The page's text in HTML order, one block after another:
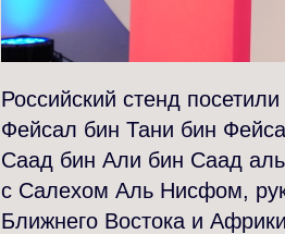
Российский стенд
Фейсал бин Тани бин
Саад бин Али бин Саад
с Салехом Аль Нисфом,
Ближнего Востока и